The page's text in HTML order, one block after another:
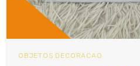
OBJETOS DECORACAO